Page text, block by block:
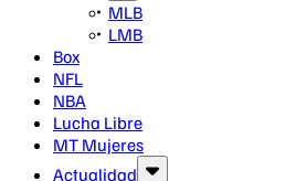
MLB
LMB
Box
NFL
NBA
Lucha Libre
MT Mujeres
Actualidad